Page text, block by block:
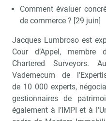
Comment évaluer
de commerce ? [29 juin]
Jacques Lumbroso est
Cour d’Appel,
Chartered Surveyors.
Vademecum de
de 10 000 experts,
gestionnaires de
également à l’IMPI et à